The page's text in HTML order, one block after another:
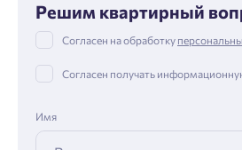
Решим квартирный
Согласен на обработку
Согласен получать
Имя